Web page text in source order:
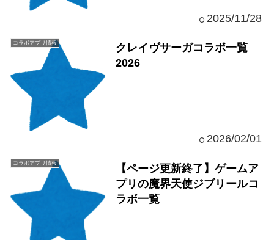
2025/11/28
コラボアプリ情報
クレイヴサーガコラボ一覧
2026
2026/02/01
コラボアプリ情報
【ページ更新終了】ゲームア
プリの魔界天使ジブリールコ
ラボ一覧